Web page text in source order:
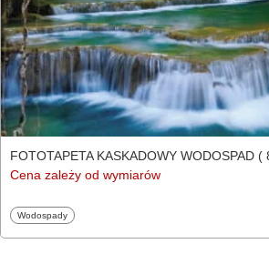
FOTOTAPETA KASKADOWY WODOSPAD (
Cena zależy od wymiarów
Fototapety
Wodospady